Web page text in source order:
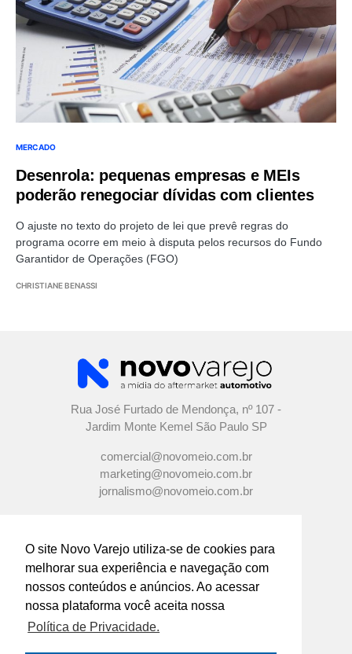
O site Novo Varejo utiliza-se de cookies para
melhorar sua experiência e navegação com
nossos conteúdos e anúncios. Ao acessar
nossa plataforma você aceita nossa
Política de Privacidade.
MERCADO
Desenrola: pequenas empresas e MEIs
poderão renegociar dívidas com clientes
O ajuste no texto do projeto de lei que prevê regras do
programa ocorre em meio à disputa pelos recursos do Fundo
Garantidor de Operações (FGO)
CHRISTIANE BENASSI
Rua José Furtado de Mendonça, nº 107 -
Jardim Monte Kemel São Paulo SP
comercial@novomeio.com.br
marketing@novomeio.com.br
jornalismo@novomeio.com.br
CONFIRA AS NOSSAS REDES
SOCIAIS
O principal canal de comunicação de grandes